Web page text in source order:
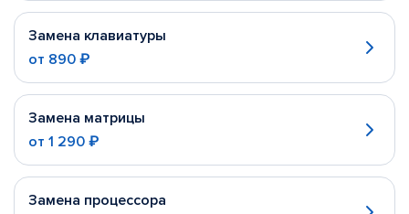
Замена клавиатуры
от 890 ₽
Замена матрицы
от 1 290 ₽
Замена процессора